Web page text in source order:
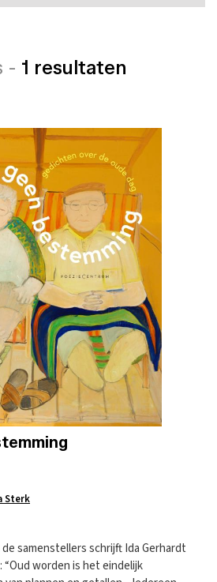
- 1 resultaten
Sterk
samenstellers schrijft Ida Gerhardt
worden is het eindelijk